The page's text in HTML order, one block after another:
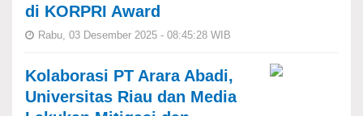
di KORPRI Award
Rabu, 03 Desember 2025 - 08:45:28 WIB
Kolaborasi PT Arara Abadi,
Universitas Riau dan Media